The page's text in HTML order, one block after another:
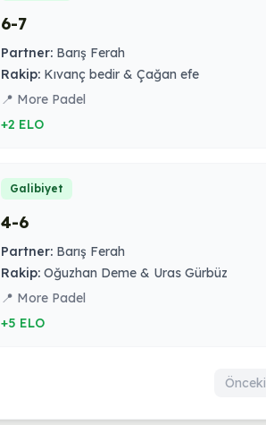
6-7
Partner: Barış Ferah
Rakip: Kıvanç bedir & Çağan efe
📍 More Padel
+2 ELO
Galibiyet
4-6
Partner: Barış Ferah
Rakip: Oğuzhan Deme & Uras Gürbüz
📍 More Padel
+5 ELO
Önceki